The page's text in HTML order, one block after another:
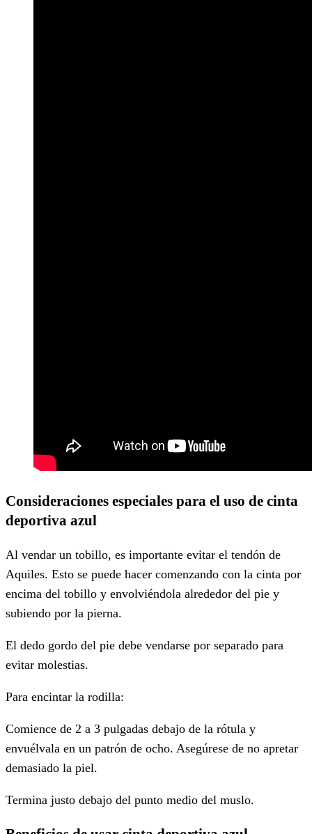
Consideraciones especiales para el uso de cinta
deportiva azul
Al vendar un tobillo, es importante evitar el tendón de
Aquiles. Esto se puede hacer comenzando con la cinta por
encima del tobillo y envolviéndola alrededor del pie y
subiendo por la pierna.
El dedo gordo del pie debe vendarse por separado para
evitar molestias.
Para encintar la rodilla:
Comience de 2 a 3 pulgadas debajo de la rótula y
envuélvala en un patrón de ocho. Asegúrese de no apretar
demasiado la piel.
Termina justo debajo del punto medio del muslo.